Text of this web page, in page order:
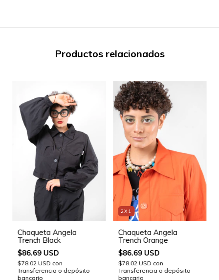
Productos relacionados
Chaqueta Angela
Trench Black
$86.69 USD
$78.02 USD con
Transferencia o depósito
bancario
2X1
Chaqueta Angela
Trench Orange
$86.69 USD
$78.02 USD con
Transferencia o depósito
bancario